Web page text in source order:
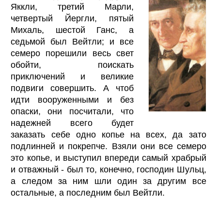
Яккли, третий Марли,
четвертый Йергли, пятый
Михаль, шестой Ганс, а
седьмой был Вейтли; и все
семеро порешили весь свет
обойти, поискать
приключений и великие
подвиги совершить. А чтоб
идти вооруженными и без
опаски, они посчитали, что
надежней всего будет
заказать себе одно копье на всех, да зато
подлинней и покрепче. Взяли они все семеро
это копье, и выступил впереди самый храбрый
и отважный - был то, конечно, господин Шульц,
а следом за ним шли один за другим все
остальные, а последним был Вейтли.